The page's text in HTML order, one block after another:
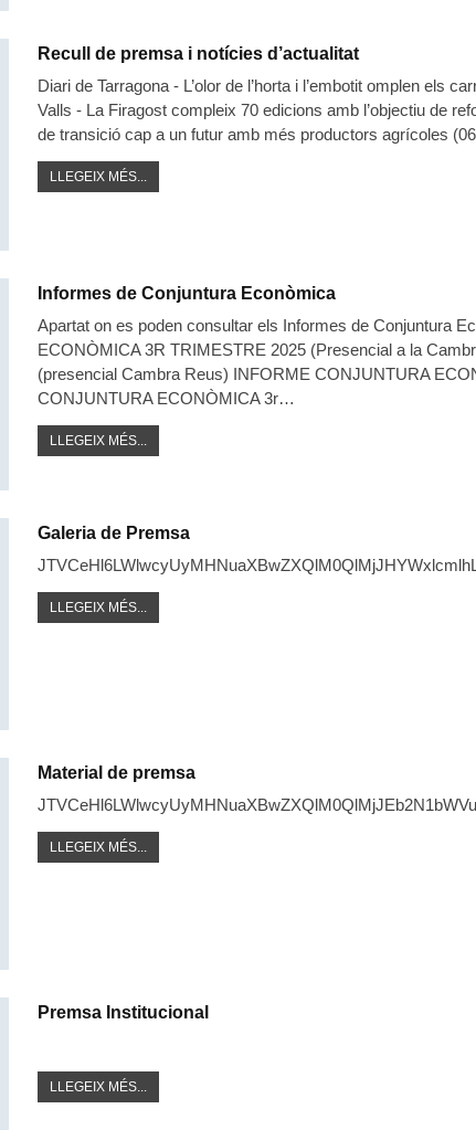
Recull de premsa i notícies d’actualitat
Diari de Tarragona - L’olor de l’horta i l’embotit omplen els
Valls - La Firagost compleix 70 edicions amb l’objectiu de
de transició cap a un futur amb més productors agrícoles
LLEGEIX MÉS...
Informes de Conjuntura Econòmica
Apartat on es poden consultar els Informes de Conjuntura
ECONÒMICA 3R TRIMESTRE 2025 (Presencial a la
(presencial Cambra Reus) INFORME CONJUNTURA
CONJUNTURA ECONÒMICA 3r…
LLEGEIX MÉS...
Galeria de Premsa
LLEGEIX MÉS...
Material de premsa
LLEGEIX MÉS...
Premsa Institucional
LLEGEIX MÉS...